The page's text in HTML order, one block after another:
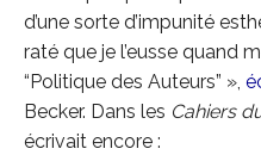
d’une sorte d’impunité
raté que je l’eusse quand
“Politique des Auteurs” »,
Becker. Dans les Cahiers
écrivait encore :